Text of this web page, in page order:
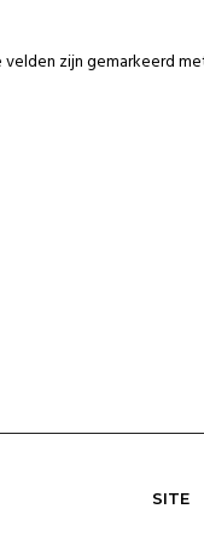
velden zijn gemarkeerd
SITE